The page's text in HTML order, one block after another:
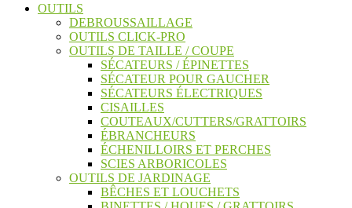
OUTILS
DEBROUSSAILLAGE
OUTILS CLICK-PRO
OUTILS DE TAILLE / COUPE
SÉCATEURS / ÉPINETTES
SÉCATEUR POUR GAUCHER
SÉCATEURS ÉLECTRIQUES
CISAILLES
COUTEAUX/CUTTERS/GRATTOIRS
ÉBRANCHEURS
ÉCHENILLOIRS ET PERCHES
SCIES ARBORICOLES
OUTILS DE JARDINAGE
BÊCHES ET LOUCHETS